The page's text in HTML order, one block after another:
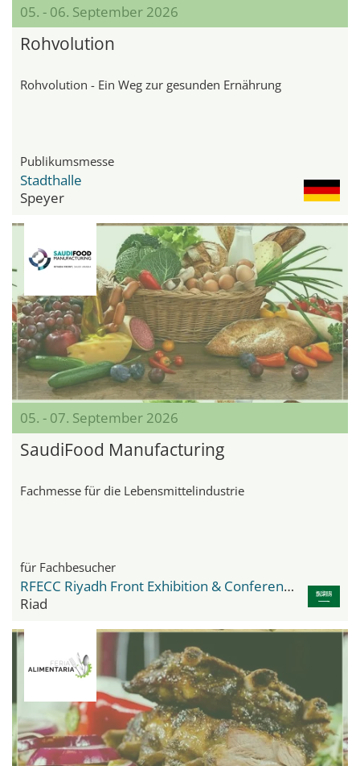
05. - 06. September 2026
Rohvolution
Rohvolution - Ein Weg zur gesunden Ernährung
Publikumsmesse
Stadthalle
Speyer
05. - 07. September 2026
SaudiFood Manufacturing
Fachmesse für die Lebensmittelindustrie
für Fachbesucher
RFECC Riyadh Front Exhibition & Conference Center
Riad